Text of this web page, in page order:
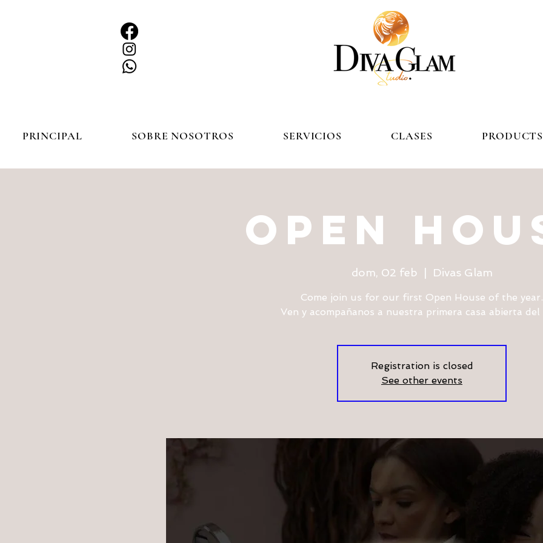
PRINCIPAL SOBRE NOSOTROS SERVICIOS CLASES PRODUCTS
OPEN
dom, 02 feb Divas Glam
Come join us for our first Open House of the year.
Ven y acompañanos a nuestra primera casa abierta del
Registration is closed
See other events